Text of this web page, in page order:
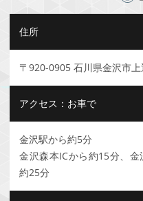
住所
〒920-0905 石川県金沢市上
アクセス：お車で
金沢駅から約5分
金沢森本ICから約15分、
約25分